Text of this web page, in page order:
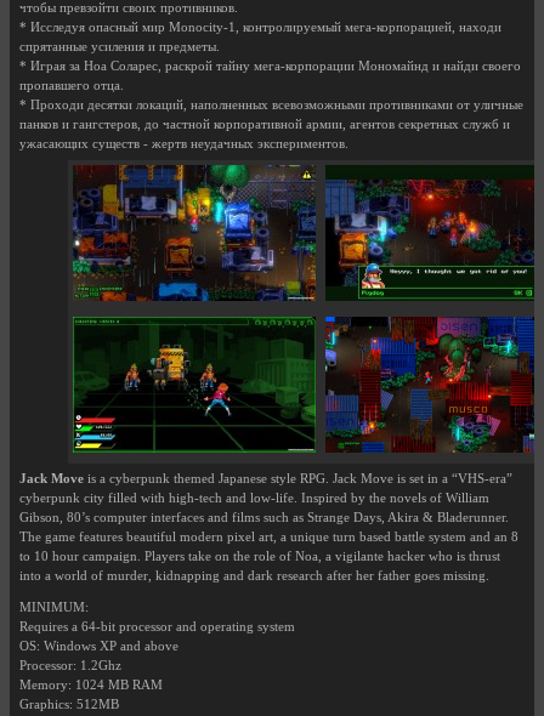
чтобы превзойти своих противников.
* Исследуя опасный мир Monocity-1, контролируемый мега-корпорацией, находи
спрятанные усиления и предметы.
* Играя за Ноа Соларес, раскрой тайну мега-корпорации Мономайнд и найди своего
пропавшего отца.
* Проходи десятки локаций, наполненных всевозможными противниками от уличные
панков и гангстеров, до частной корпоративной армии, агентов секретных служб и
ужасающих существ - жертв неудачных экспериментов.
Jack Move is a cyberpunk themed Japanese style RPG. Jack Move is set in a “VHS-era”
cyberpunk city filled with high-tech and low-life. Inspired by the novels of William
Gibson, 80’s computer interfaces and films such as Strange Days, Akira & Bladerunner.
The game features beautiful modern pixel art, a unique turn based battle system and an 8
to 10 hour campaign. Players take on the role of Noa, a vigilante hacker who is thrust
into a world of murder, kidnapping and dark research after her father goes missing.
MINIMUM:
Requires a 64-bit processor and operating system
OS: Windows XP and above
Processor: 1.2Ghz
Memory: 1024 MB RAM
Graphics: 512MB